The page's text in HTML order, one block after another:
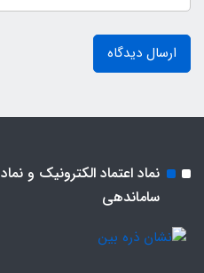
ارسال دیدگاه
نماد اعتماد الکترونیک و نماد
ساماندهی